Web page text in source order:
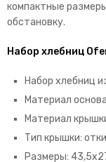
компактные
обстановку.
Набор хлебниц
Набор хлебниц
Материал
Материал
Тип крышки:
Размеры: